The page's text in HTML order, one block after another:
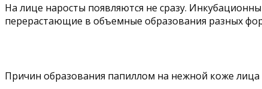
На лице наросты появляются не сразу.
перерастающие в объемные образования разных
Причин образования папиллом на нежной коже лица